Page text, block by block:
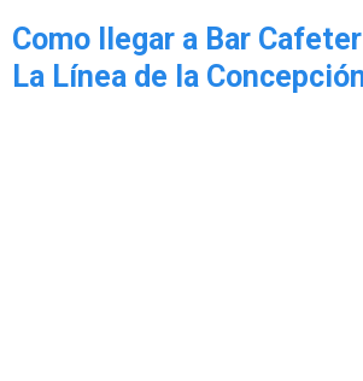
Como llegar a Bar
La Línea de la